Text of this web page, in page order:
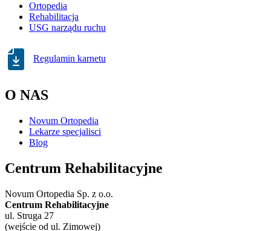
Ortopedia
Rehabilitacja
USG narządu ruchu
Regulamin karnetu
O NAS
Novum Ortopedia
Lekarze specjalisci
Blog
Centrum Rehabilitacyjne
Novum Ortopedia Sp. z o.o.
Centrum Rehabilitacyjne
ul. Struga 27
(wejście od ul. Zimowej)